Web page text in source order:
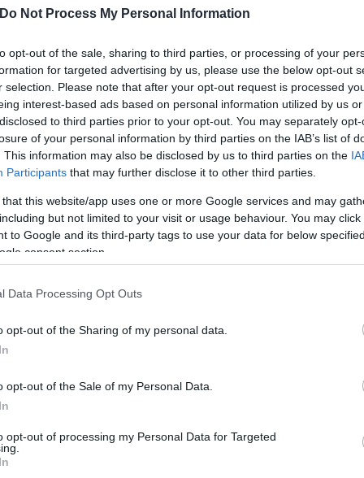
Do Not Process My Personal Information
opt-out of the sale, sharing to third parties, or processing of your
for targeted advertising by us, please use the below opt-out
selection. Please note that after your opt-out request is processed
interest-based ads based on personal information utilized by us
to third parties prior to your opt-out. You may separately
of your personal information by third parties on the IAB’s list of
This information may also be disclosed by us to third parties on the
Participants that may further disclose it to other third parties.
that this website/app uses one or more Google services and may
but not limited to your visit or usage behaviour. You may
to Google and its third-party tags to use your data for below
consent section.
Data Processing Opt Outs
opt-out of the Sharing of my personal data.
opt-out of the Sale of my Personal Data.
opt-out of processing my Personal Data for Targeted
αγώνα ήταν οι Βασίλης Τολιόπουλος (19
Σιρβίντις (21 πόντοι), τη διαφορά στο παιχνίδι,
8 ριμπάουντ, 2 ασίστ).
αγώνα στη μνήμη των θυμάτων «των
σύγκρουσης», όπως ανέφερε ανακοίνωση της